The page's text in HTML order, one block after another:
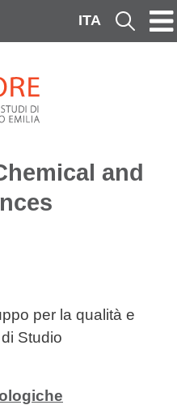
ITA Cerca
and
per la qualità e
Studio